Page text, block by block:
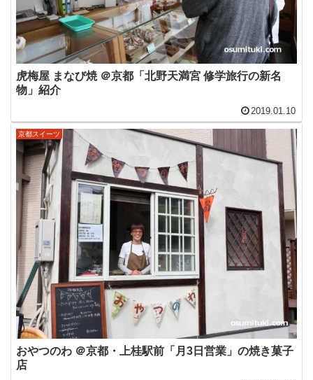
虎梅屋 まなび焼 ＠京都「北野天満宮 修学旅行の新名
物」紹介
2019.01.10
京都スイーツ
おやつのわ ＠京都・上桂駅前「月3日営業」の焼き菓子
店